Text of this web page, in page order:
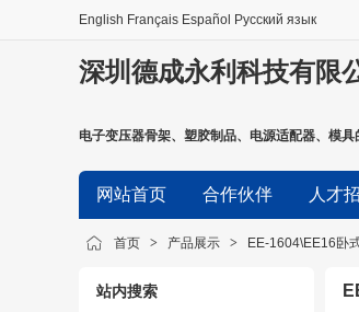
English Français Español Русский язык
深圳德成永利科技有限
电子变压器骨架、塑胶制品、电源适配器、模
网站首页 合作伙伴 人才
首页 > 产品展示 > EE-1604\EE16卧
站内搜索